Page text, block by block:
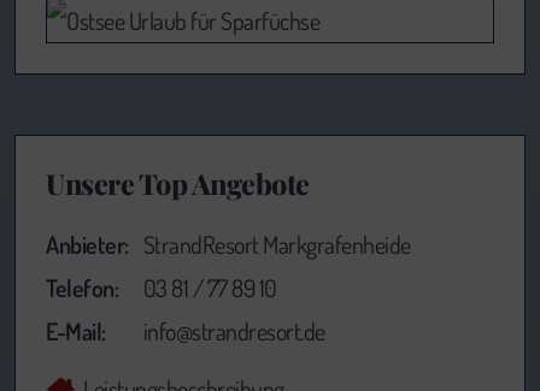
Unsere Top Angebote
Anbieter: StrandResort Markgrafenheide
Telefon:
03 81 / 77 89 10
E-Mail:
info@strandresort.de